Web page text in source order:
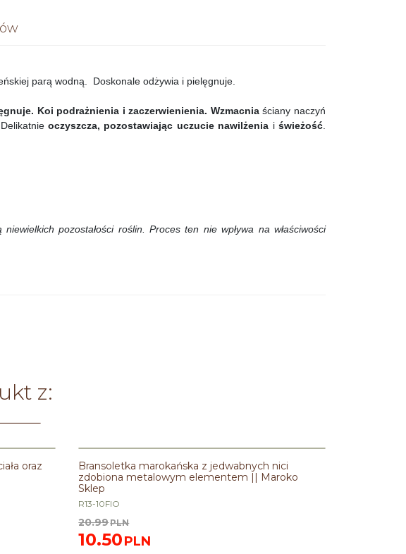
parą wodną. Doskonale odżywia i pielęgnuje.
Koi podrażnienia i zaczerwienienia. Wzmacniaściany naczyń
Delikatnieoczyszcza, pozostawiając uczucie nawilżenia iświeżość
pozostałości roślin.Proces ten nie wpływa na właściwości
z:
oraz
Bransoletka marokańska z jedwabnych nici
zdobiona metalowym elementem || Maroko
Sklep
R13-10FIO
20.99PLN
10.50PLN